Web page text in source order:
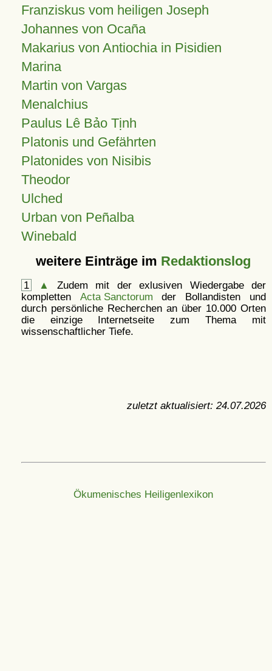
Franziskus vom heiligen Joseph
Johannes von Ocaña
Makarius von Antiochia in Pisidien
Marina
Martin von Vargas
Menalchius
Paulus Lê Bảo Tịnh
Platonis und Gefährten
Platonides von Nisibis
Theodor
Ulched
Urban von Peñalba
Winebald
weitere Einträge im Redaktionslog
1 ▲
Zudem mit der exlusiven Wiedergabe der
kompletten Acta Sanctorum der Bollandisten und
durch persönliche Recherchen an über 10.000 Orten
die einzige Internetseite zum Thema mit
wissenschaftlicher Tiefe.
zuletzt aktualisiert: 24.07.2026
Ökumenisches Heiligenlexikon